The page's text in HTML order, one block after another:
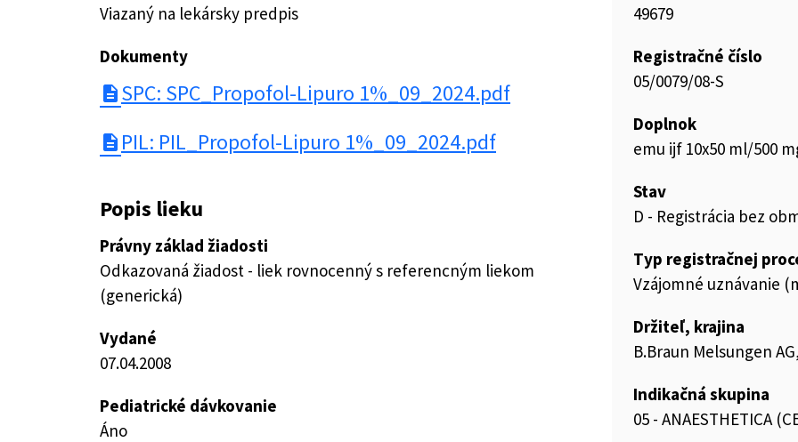
Viazaný na lekársky predpis
Dokumenty
description SPC: SPC_Propofol-Lipuro 1%_09_2024.pdf
description PIL: PIL_Propofol-Lipuro 1%_09_2024.pdf
Popis lieku
Právny základ žiadosti
Odkazovaná žiadost - liek rovnocenný s referencným liekom
(generická)
Vydané
07.04.2008
Pediatrické dávkovanie
Áno
49679
Registračné číslo
05/0079/08-S
Doplnok
emu ijf 10x50 ml/500
Stav
D - Registrácia bez
Typ registračnej
Vzájomné uznávanie
Držiteľ, krajina
B.Braun Melsungen
Indikačná skupina
05 - ANAESTHETICA